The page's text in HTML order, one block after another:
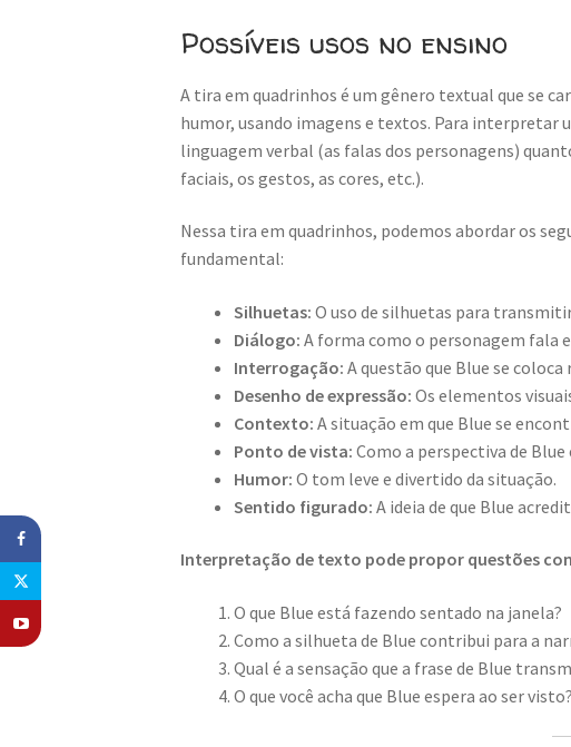
Possíveis usos no ensino
A tira em quadrinhos é um gênero textual que se
humor, usando imagens e textos. Para interpretar
linguagem verbal (as falas dos personagens)
faciais, os gestos, as cores, etc.).
Nessa tira em quadrinhos, podemos abordar os
fundamental:
Silhuetas: O uso de silhuetas para
Diálogo: A forma como o personagem fala e
Interrogação: A questão que Blue se
Desenho de expressão: Os elementos
Contexto: A situação em que Blue se
Ponto de vista: Como a perspectiva de Blue
Humor: O tom leve e divertido da situação.
Sentido figurado: A ideia de que Blue
Interpretação de texto pode propor questões
O que Blue está fazendo sentado na janela?
Como a silhueta de Blue contribui para a
Qual é a sensação que a frase de Blue
O que você acha que Blue espera ao ser visto?